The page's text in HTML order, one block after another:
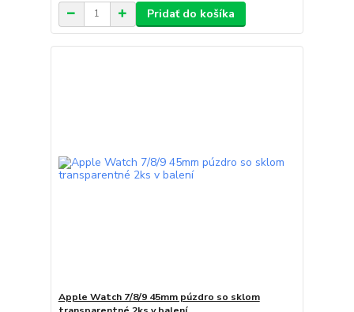
Pridať do košíka
Apple Watch 7/8/9 45mm púzdro so sklom